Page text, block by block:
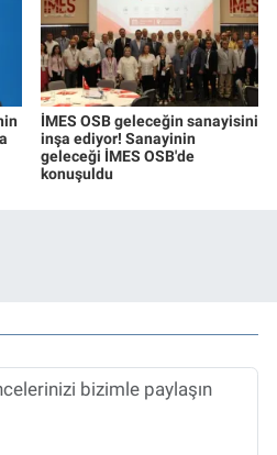
İMES OSB geleceğin sanayisini
inşa ediyor! Sanayinin
geleceği İMES OSB'de
konuşuldu